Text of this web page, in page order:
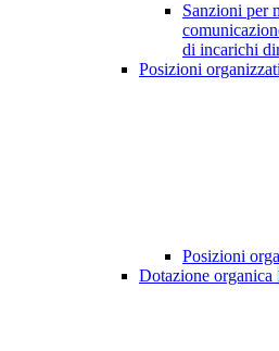
Sanzioni per
di incarichi
Posizioni
Posizioni
Dotazione organica